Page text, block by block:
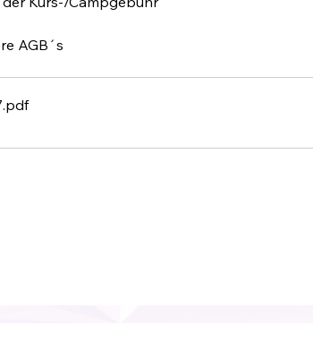
AGB´s
.pdf